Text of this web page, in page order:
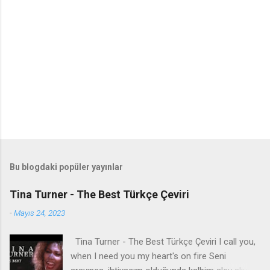
Bu blogdaki popüler yayınlar
Tina Turner - The Best Türkçe Çeviri
-Mayıs 24, 2023
Tina Turner - The Best Türkçe Çeviri I call you,
when I need you my heart's on fire Seni